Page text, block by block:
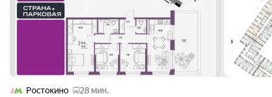
Ростокино
28 мин.